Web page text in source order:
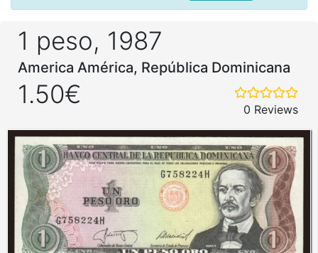
1 peso, 1987
America América, República Dominicana
1.50€
0 Reviews